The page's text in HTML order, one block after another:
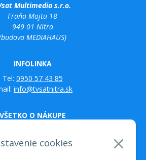
cookies
Multimedia s.r.o.
Fraňa Mojtu 18
949 01 Nitra
MEDIAHAUS)
INFOLINKA
Tel: 0950 57 43 85
info@tvsatnitra.sk
VŠETKO O NÁKUPE
platby a doprava